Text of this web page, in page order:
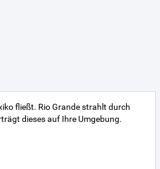
fließt. Rio Grande strahlt durch
dieses auf Ihre Umgebung.